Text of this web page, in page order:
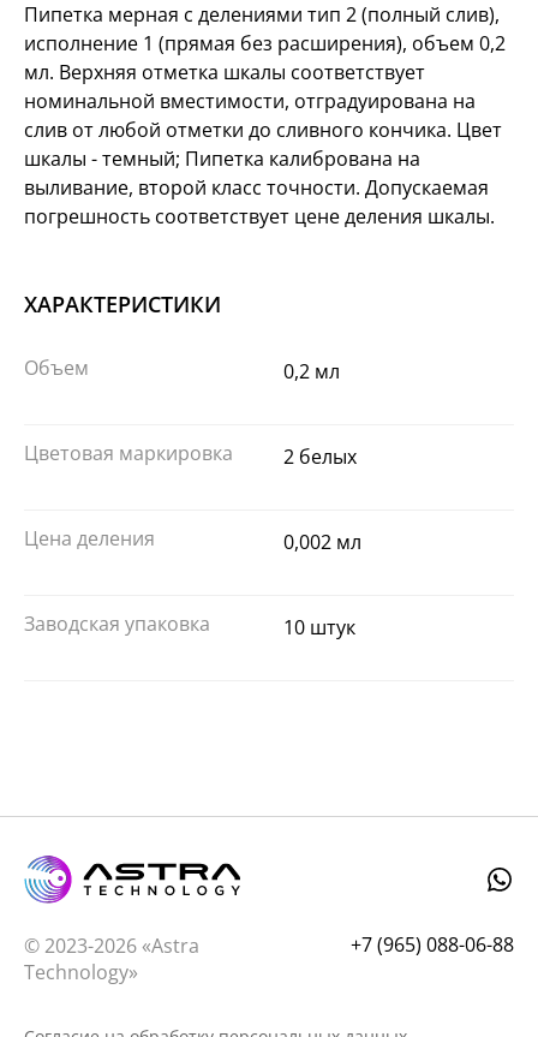
Пипетка мерная с делениями тип 2 (полный слив),
исполнение 1 (прямая без расширения), объем 0,2
мл. Верхняя отметка шкалы соответствует
номинальной вместимости, отградуирована на
слив от любой отметки до сливного кончика. Цвет
шкалы - темный; Пипетка калибрована на
выливание, второй класс точности. Допускаемая
погрешность соответствует цене деления шкалы.
ХАРАКТЕРИСТИКИ
Объем 0,2 мл
Цветовая маркировка 2 белых
Цена деления 0,002 мл
Заводская упаковка 10 штук
© 2023-2026 «Astra
Technology»
+7 (965) 088-06-88